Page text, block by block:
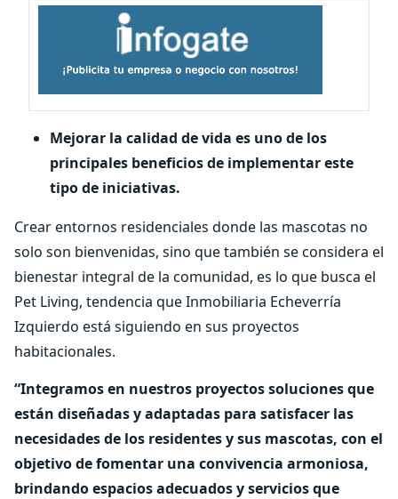
Mejorar la calidad de vida es uno de los
principales beneficios de implementar este
tipo de iniciativas.
Crear entornos residenciales donde las mascotas no
solo son bienvenidas, sino que también se considera el
bienestar integral de la comunidad, es lo que busca el
Pet Living, tendencia que Inmobiliaria Echeverría
Izquierdo está siguiendo en sus proyectos
habitacionales.
“Integramos en nuestros proyectos soluciones que
están diseñadas y adaptadas para satisfacer las
necesidades de los residentes y sus mascotas, con el
objetivo de fomentar una convivencia armoniosa,
brindando espacios adecuados y servicios que